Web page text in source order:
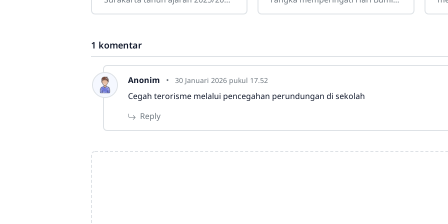
berlangsung dengan sederhana
2026, SMKN 3 Surakarta
1 komentar
Anonim 30 Januari 2026 pukul 17.52
Cegah terorisme melalui pencegahan perundungan di sekolah
Reply